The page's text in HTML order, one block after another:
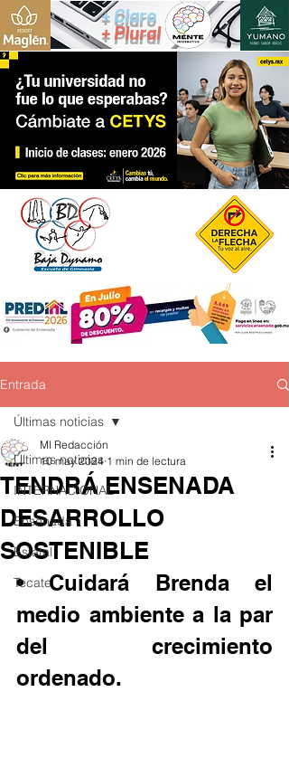
+ Claro
+ Plural
Entrada
Últimas noticias
INTERNACIONAL
Ensenada
Estatal
Tecate
Últimas noticias
TENDRÁ ENSENADA
DESARROLLO
SOSTENIBLE
MI Redacción
10 may 2024 1 min de lectura
• Cuidará Brenda el
medio ambiente a la par
del crecimiento
ordenado.